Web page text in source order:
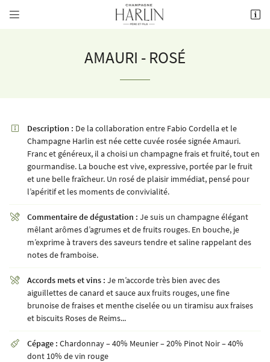
 
Adresse email de réception
 Recopier le code ci-contre
Rafraîchir le captcha
formulaire de désinscription
AMAURI - ROSÉ
 Description : De la collaboration entre Fabio Cordella et le
Champagne Harlin est née cette cuvée rosée signée Amauri.
Franc et généreux, il a choisi un champagne frais et fruité, tout en
gourmandise. La bouche est vive, expressive, portée par le fruit
et une belle fraîcheur. Un rosé de plaisir immédiat, pensé pour
l’apéritif et les moments de convivialité.
 Commentaire de dégustation : Je suis un champagne élégant
mêlant arômes d’agrumes et de fruits rouges. En bouche, je
m’exprime à travers des saveurs tendre et saline rappelant des
notes de framboise.
 Accords mets et vins : Je m’accorde très bien avec des
aiguillettes de canard et sauce aux fruits rouges, une fine
brunoise de fraises et menthe ciselée ou un tiramisu aux fraises
et biscuits Roses de Reims...
 Cépage : Chardonnay – 40% Meunier – 20% Pinot Noir – 40%
dont 10% de vin rouge